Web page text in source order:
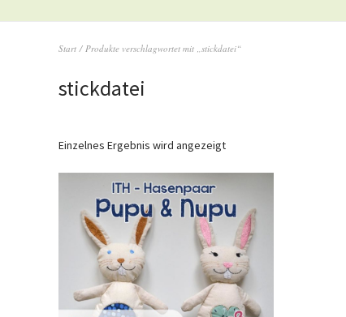
Start / Produkte verschlagwortet mit „stickdatei“
stickdatei
Einzelnes Ergebnis wird angezeigt